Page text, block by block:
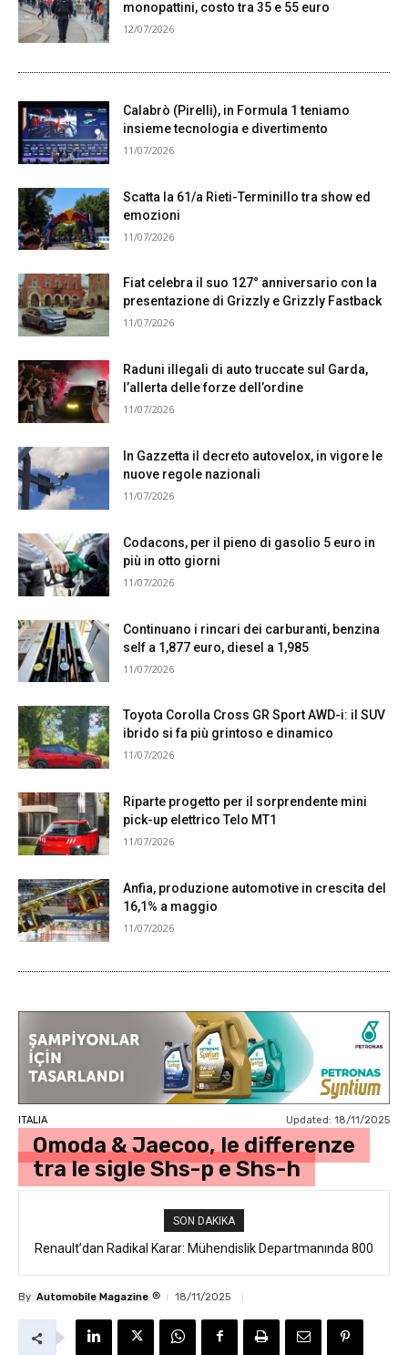
monopattini, costo tra 35 e 55 euro
12/07/2026
Calabrò (Pirelli), in Formula 1 teniamo
insieme tecnologia e divertimento
11/07/2026
Scatta la 61/a Rieti-Terminillo tra show ed
emozioni
11/07/2026
Fiat celebra il suo 127° anniversario con la
presentazione di Grizzly e Grizzly Fastback
11/07/2026
Raduni illegali di auto truccate sul Garda,
l’allerta delle forze dell’ordine
11/07/2026
In Gazzetta il decreto autovelox, in vigore le
nuove regole nazionali
11/07/2026
Codacons, per il pieno di gasolio 5 euro in
più in otto giorni
11/07/2026
Continuano i rincari dei carburanti, benzina
self a 1,877 euro, diesel a 1,985
11/07/2026
Toyota Corolla Cross GR Sport AWD-i: il SUV
ibrido si fa più grintoso e dinamico
11/07/2026
Riparte progetto per il sorprendente mini
pick-up elettrico Telo MT1
11/07/2026
Anfia, produzione automotive in crescita del
16,1% a maggio
11/07/2026